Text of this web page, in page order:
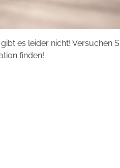
es leider nicht! Versuchen
finden!